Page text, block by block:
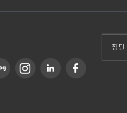
(주)
산업